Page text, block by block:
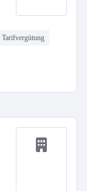
Tarifvergütung